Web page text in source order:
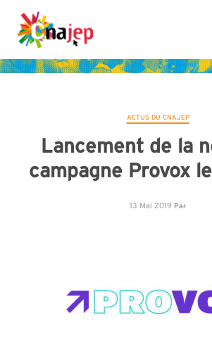
ACTUS DU CNAJEP
Lancement de la
campagne Provox
13 Mai 2019 Par